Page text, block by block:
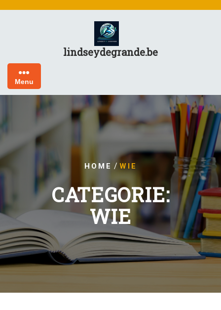
lindseydegrande.be
Menu
HOME / WIE
CATEGORIE:
WIE